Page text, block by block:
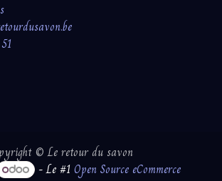
© Le retour du savon
- Le #1Open Source eCommerce